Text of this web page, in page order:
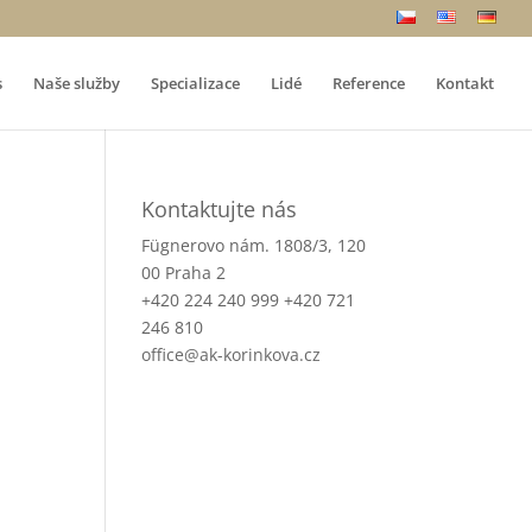
Naše služby Specializace Lidé Reference Kontakt
Kontaktujte nás
Fügnerovo nám. 1808/3, 120
00 Praha 2
+420 224 240 999 +420 721
246 810
office@ak-korinkova.cz